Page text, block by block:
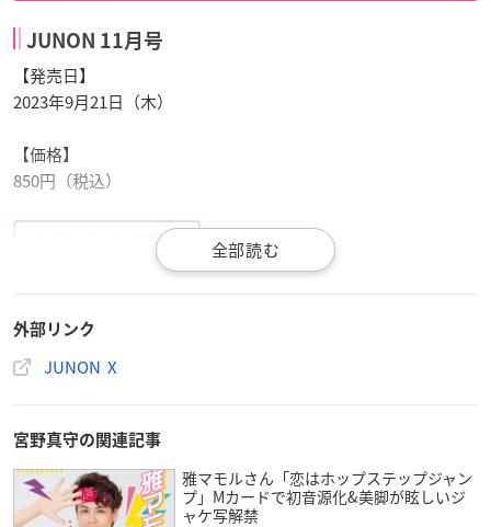
JUNON 11月号
【発売日】
2023年9月21日（木）
【価格】
850円（税込）
セブンネットで購入
＼重大発表②／
紙をジャックします！
— JUNON(ジュノン)編集部 (@JUNON_jp)August 24, 2023
外部リンク
JUNON X
宮野真守の関連記事
雅マモルさん「恋はホップステップジャン
プ」Mカードで初音源化&美脚が眩しいジ
ャケ写解禁